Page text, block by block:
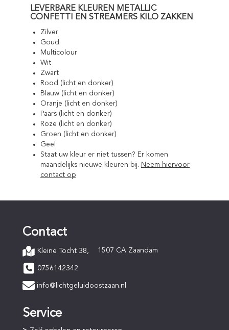
LEVERBARE KLEUREN METALLIC
CONFETTI EN STREAMERS KILO ZAKKEN
Zilver
Goud
Multicolour
Wit
Zwart
Rood (licht en donker)
Blauw (licht en donker)
Oranje (licht en donker)
Paars (licht en donker)
Roze (licht en donker)
Groen (licht en donker)
Geel
Staat uw kleur er niet tussen? Er komen
maandelijks nieuwe kleuren bij. Neem hiervoor
contact op
Contact
Kleine Tocht 38, 1507 CA Zaandam
0756142342
info@lichtgeluidoostzaan.nl
Service